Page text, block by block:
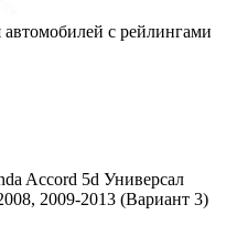
с рейлингами
Accord 5d Универсал
2009-2013 (Вариант 3)